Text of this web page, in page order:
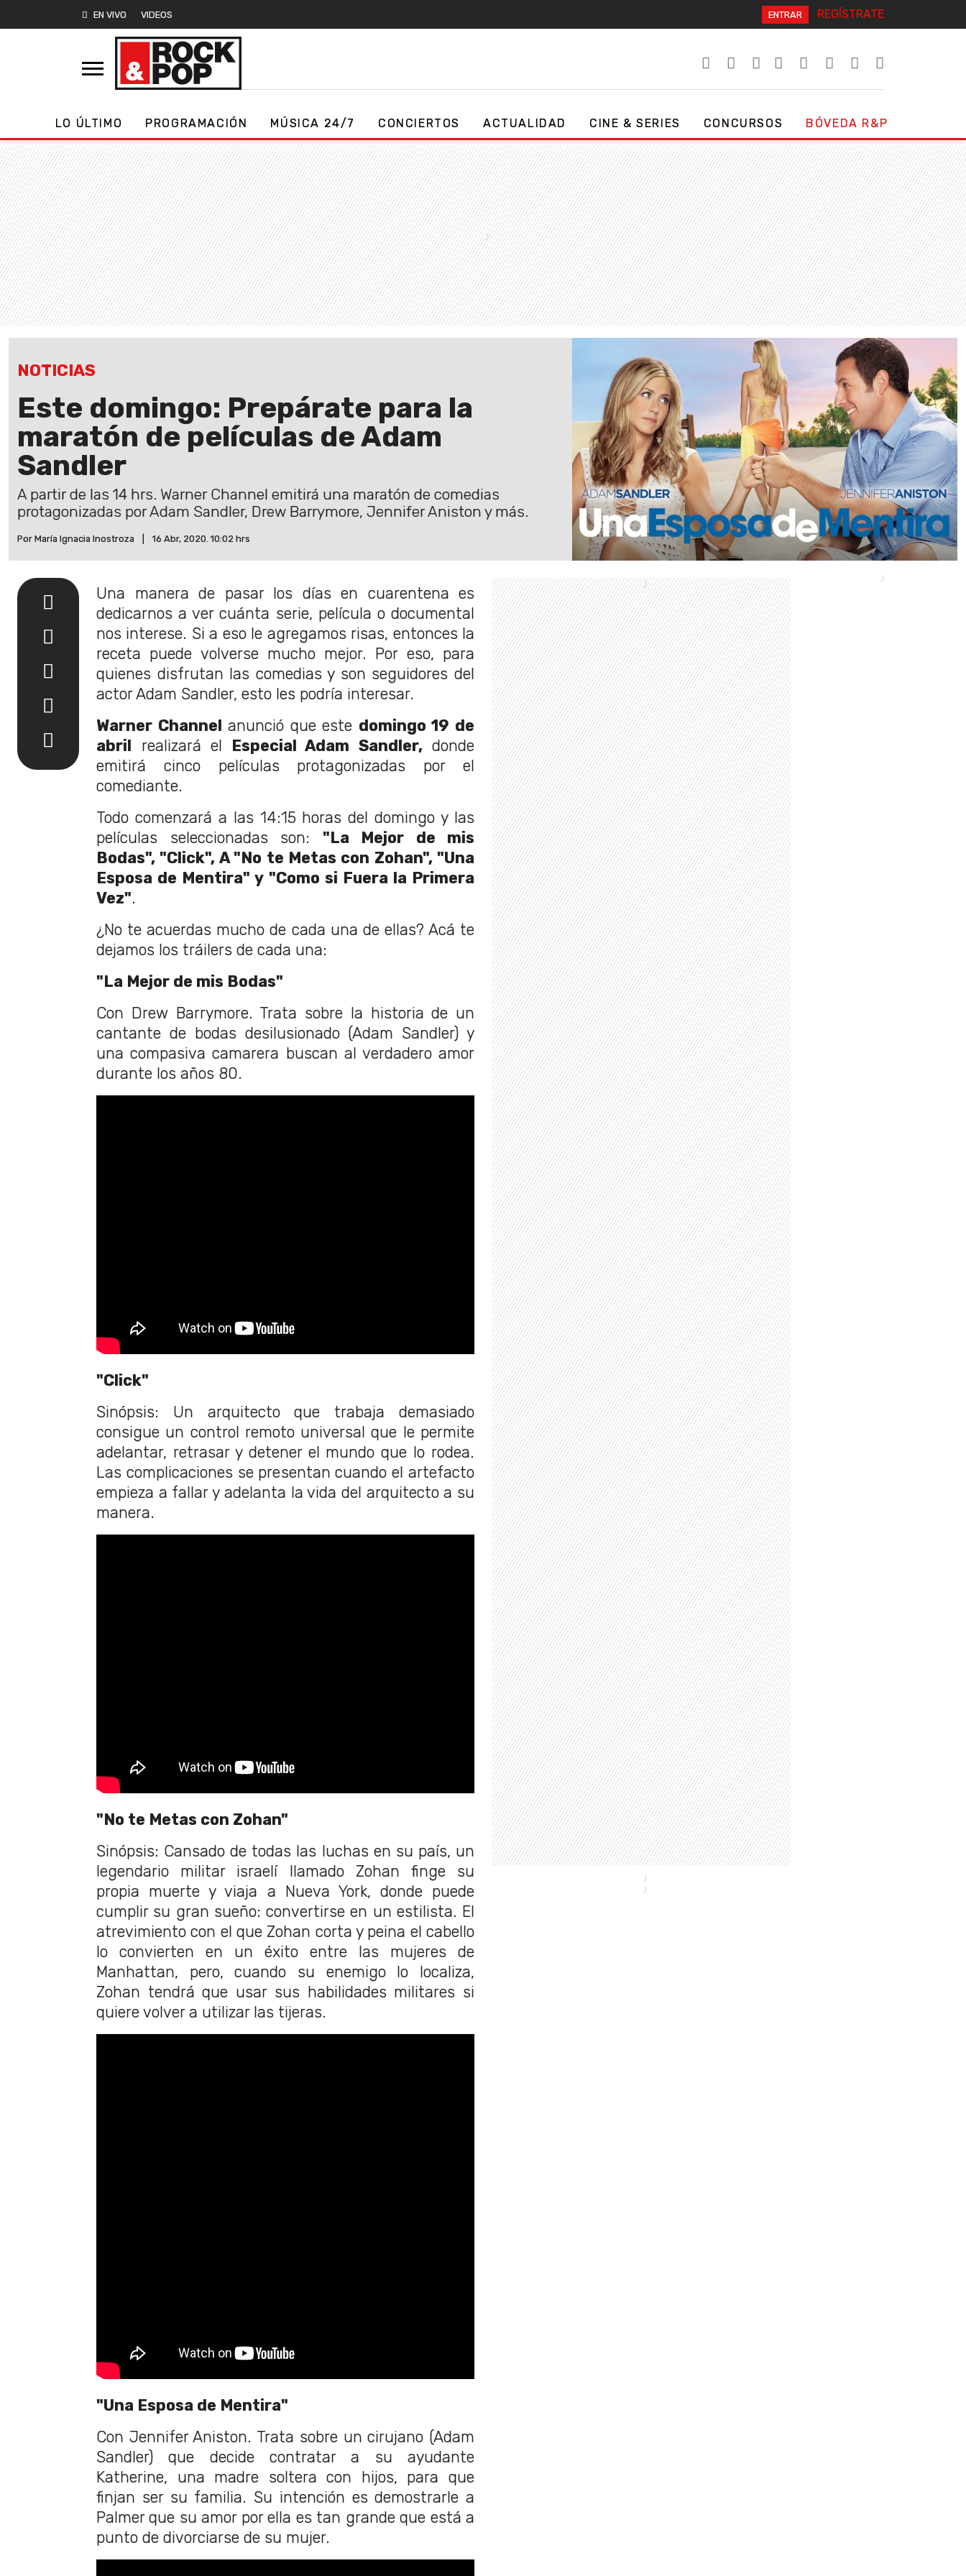
EN VIVO VIDEOS ENTRAR REGÍSTRATE
LO ÚLTIMO PROGRAMACIÓN MÚSICA 24/7 CONCIERTOS ACTUALIDAD CINE & SERIES CONCURSOS BÓVEDA R&P
NOTICIAS
Este domingo: Prepárate para la
maratón de películas de Adam
Sandler
A partir de las 14 hrs. Warner Channel emitirá una maratón de comedias
protagonizadas por Adam Sandler, Drew Barrymore, Jennifer Aniston y más.
Por María Ignacia Inostroza 16 Abr, 2020. 10:02 hrs
Una manera de pasar los días en cuarentena es
dedicarnos a ver cuánta serie, película o documental
nos interese. Si a eso le agregamos risas, entonces la
receta puede volverse mucho mejor. Por eso, para
quienes disfrutan las comedias y son seguidores del
actor Adam Sandler, esto les podría interesar.
Warner Channel anunció que este domingo 19 de
abril realizará el Especial Adam Sandler,donde
emitirá cinco películas protagonizadas por el
comediante.
Todo comenzará a las 14:15 horas del domingo y las
películas seleccionadas son: "La Mejor de mis
Bodas", "Click", A "No te Metas con Zohan", "Una
Esposa de Mentira" y "Como si Fuera la Primera
Vez".
¿No te acuerdas mucho de cada una de ellas? Acá te
dejamos los tráilers de cada una:
"La Mejor de mis Bodas"
Con Drew Barrymore. Trata sobre la historia de un
cantante de bodas desilusionado (Adam Sandler) y
una compasiva camarera buscan al verdadero amor
durante los años 80.
"Click"
Sinópsis: Un arquitecto que trabaja demasiado
consigue un control remoto universal que le permite
adelantar, retrasar y detener el mundo que lo rodea.
Las complicaciones se presentan cuando el artefacto
empieza a fallar y adelanta la vida del arquitecto a su
manera.
"No te Metas con Zohan"
Sinópsis: Cansado de todas las luchas en su país, un
legendario militar israelí llamado Zohan finge su
propia muerte y viaja a Nueva York, donde puede
cumplir su gran sueño: convertirse en un estilista. El
atrevimiento con el que Zohan corta y peina el cabello
lo convierten en un éxito entre las mujeres de
Manhattan, pero, cuando su enemigo lo localiza,
Zohan tendrá que usar sus habilidades militares si
quiere volver a utilizar las tijeras.
"Una Esposa de Mentira"
Con Jennifer Aniston. Trata sobre un cirujano (Adam
Sandler) que decide contratar a su ayudante
Katherine, una madre soltera con hijos, para que
finjan ser su familia. Su intención es demostrarle a
Palmer que su amor por ella es tan grande que está a
punto de divorciarse de su mujer.